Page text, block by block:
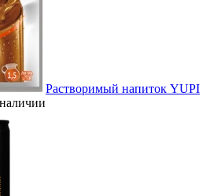
Растворимый напиток YUPI